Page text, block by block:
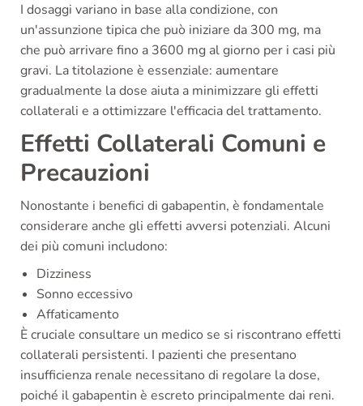
I dosaggi variano in base alla condizione, con
un'assunzione tipica che può iniziare da 300 mg, ma
che può arrivare fino a 3600 mg al giorno per i casi più
gravi. La titolazione è essenziale: aumentare
gradualmente la dose aiuta a minimizzare gli effetti
collaterali e a ottimizzare l'efficacia del trattamento.
Effetti Collaterali Comuni e
Precauzioni
Nonostante i benefici di gabapentin, è fondamentale
considerare anche gli effetti avversi potenziali. Alcuni
dei più comuni includono:
Dizziness
Sonno eccessivo
Affaticamento
È cruciale consultare un medico se si riscontrano effetti
collaterali persistenti. I pazienti che presentano
insufficienza renale necessitano di regolare la dose,
poiché il gabapentin è escreto principalmente dai reni.